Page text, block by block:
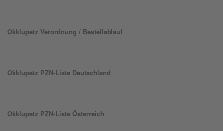
Okklupetz Verordnung / Bestellablauf
Okklupetz PZN-Liste Deutschland
Okklupetz PZN-Liste Österreich